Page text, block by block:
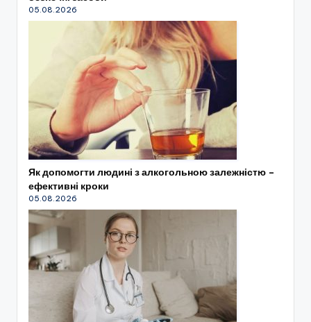
05.08.2026
Як допомогти людині з алкогольною залежністю –
ефективні кроки
05.08.2026